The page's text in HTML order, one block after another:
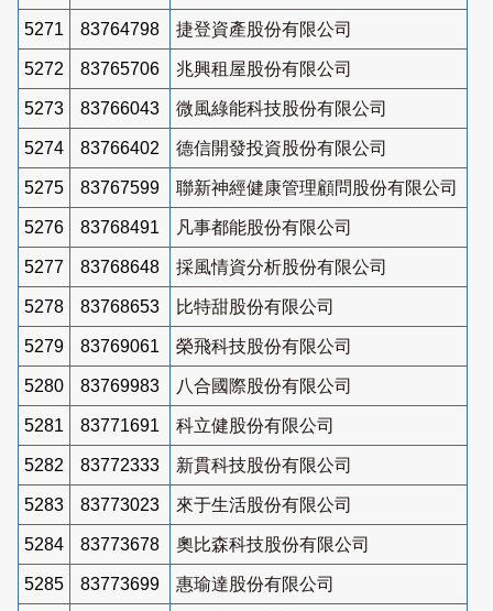
5271 83764798 捷登資產股份有限公司
5272 83765706 兆興租屋股份有限公司
5273 83766043 微風綠能科技股份有限公司
5274 83766402 德信開發投資股份有限公司
5275 83767599 聯新神經健康管理顧問股份有限公司
5276 83768491 凡事都能股份有限公司
5277 83768648 採風情資分析股份有限公司
5278 83768653 比特甜股份有限公司
5279 83769061 榮飛科技股份有限公司
5280 83769983 八合國際股份有限公司
5281 83771691 科立健股份有限公司
5282 83772333 新貫科技股份有限公司
5283 83773023 來于生活股份有限公司
5284 83773678 奧比森科技股份有限公司
5285 83773699 惠瑜達股份有限公司